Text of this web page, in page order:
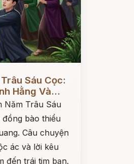
Sáu Cọc:
Hằng Và...
Năm Trâu Sáu
bào thiểu
Câu chuyện
ác và lời kêu
đến trái tim bạn.